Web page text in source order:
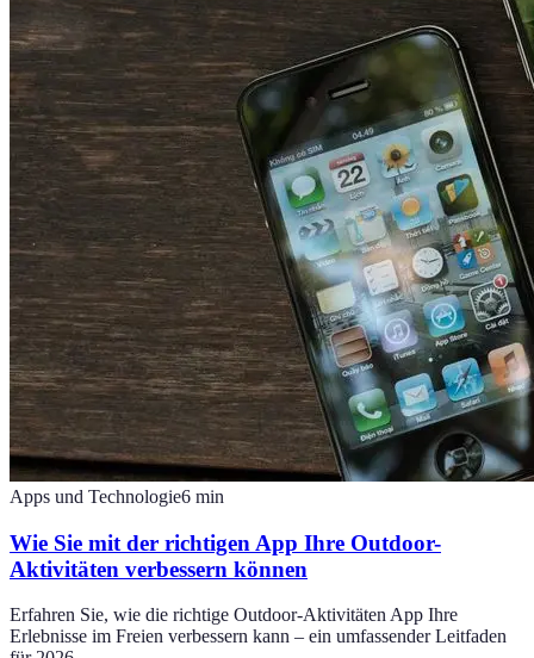
Apps und Technologie6 min
Wie Sie mit der richtigen App Ihre Outdoor-
Aktivitäten verbessern können
Erfahren Sie, wie die richtige Outdoor-Aktivitäten App Ihre
Erlebnisse im Freien verbessern kann – ein umfassender Leitfaden